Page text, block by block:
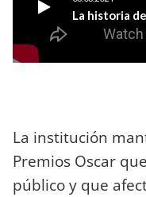
La institución
Premios Oscar
público y que